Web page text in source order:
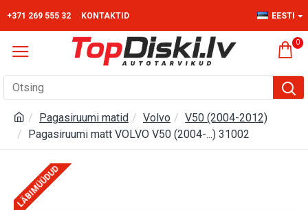
+371 269 555 32 KONTAKTID EESTI
0
Pagasiruumi matid Volvo
V50 (2004-2012)
Pagasiruumi matt VOLVO V50 (2004-...) 31002
LÄBIMÜÜDUD